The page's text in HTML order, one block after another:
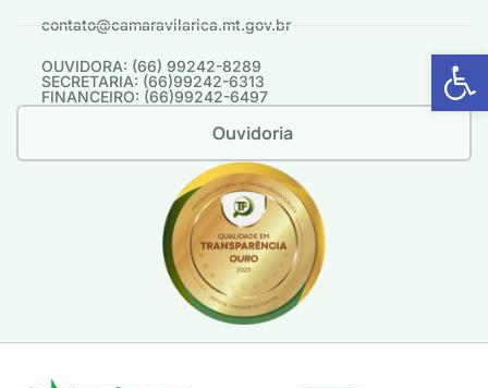
Abrir
contato@camaravilarica.mt.gov.br
OUVIDORA: (66) 99242-8289
SECRETARIA: (66)99242-6313
FINANCEIRO: (66)99242-6497
Ouvidoria